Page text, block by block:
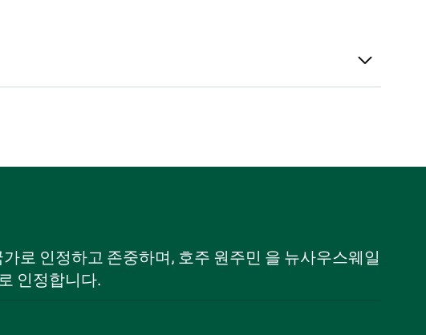
로 인정하고 존중하며, 호주 원주민 을 뉴사우스웨일
인정합니다.